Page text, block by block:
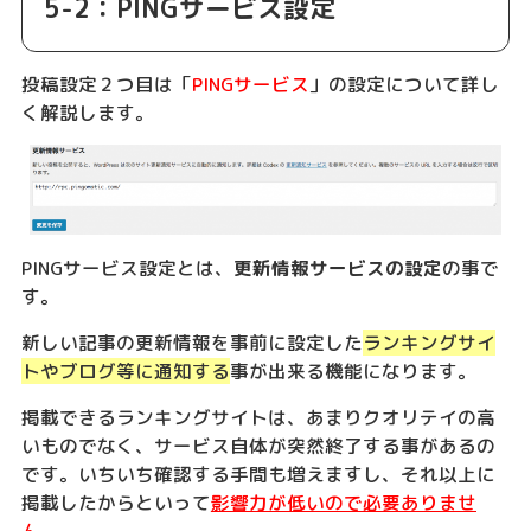
5-2：PINGサービス設定
投稿設定２つ目は「PINGサービス 」の設定について詳し
く解説します。
PINGサービス設定とは、 更新情報サービスの設定の事で
す。
新しい記事の更新情報を事前に設定したランキングサイ
トやブログ等に通知する事が出来る機能になります。
掲載できるランキングサイトは、あまりクオリテイの高
いものでなく、サービス自体が突然終了する事があるの
です。いちいち確認する手間も増えますし、それ以上に
掲載したからといって影響力が低いので必要ありませ